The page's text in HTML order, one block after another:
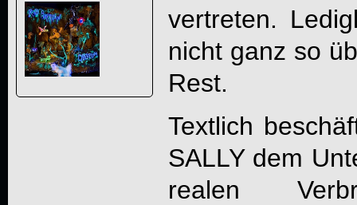
vertreten.
nicht ganz so
Rest.
Textlich
SALLYdem
realen